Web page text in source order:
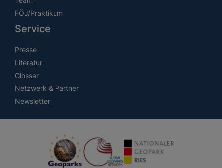
FÖJ/Praktikum
Service
Presse
Literatur
Glossar
Netzwerk & Partner
Newsletter